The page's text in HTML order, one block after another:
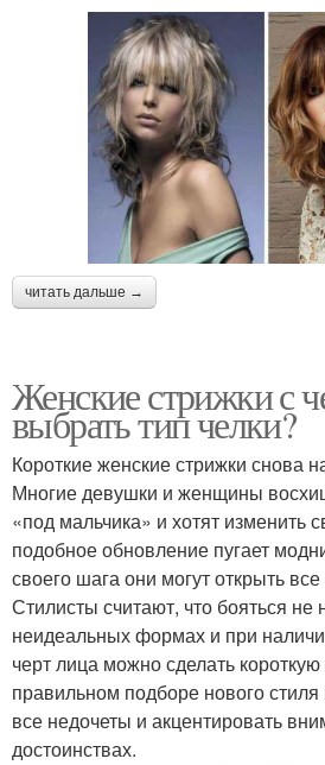
читать дальше →
Женские стрижки с
выбрать тип челки?
Короткие женские стрижки снова
Многие девушки и женщины
«под мальчика» и хотят изменить
подобное обновление пугает
своего шага они могут открыть
Стилисты считают, что бояться
неидеальных формах и при
черт лица можно сделать
правильном подборе нового стиля
все недочеты и акцентировать
достоинствах.